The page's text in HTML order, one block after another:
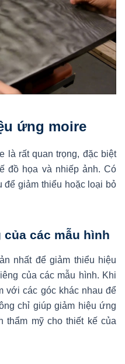
ứng moire
là rất quan trọng, đặc biệt
đồ họa và nhiếp ảnh. Có
để giảm thiểu hoặc loại bỏ
các mẫu hình
nhất để giảm thiểu hiệu
của các mẫu hình. Khi
với các góc khác nhau để
chỉ giúp giảm hiệu ứng
thẩm mỹ cho thiết kế của